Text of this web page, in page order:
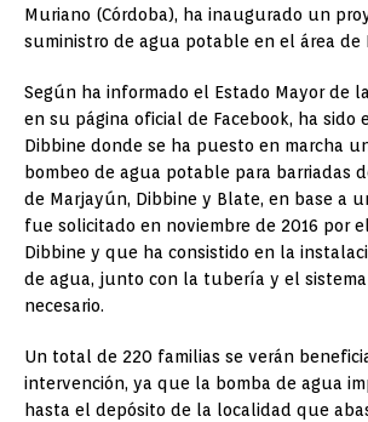
Muriano (Córdoba), ha inaugurado un
suministro de agua potable en el área de
Según ha informado el Estado Mayor de
en su página oficial de Facebook, ha sido
Dibbine donde se ha puesto en marcha
bombeo de agua potable para barriadas
de Marjayún, Dibbine y Blate, en base a
fue solicitado en noviembre de 2016 por
Dibbine y que ha consistido en la
de agua, junto con la tubería y el
necesario.
Un total de 220 familias se verán
intervención, ya que la bomba de agua
hasta el depósito de la localidad que